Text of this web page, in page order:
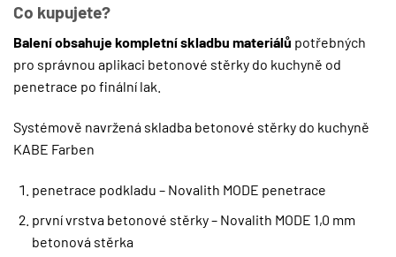
Co kupujete?
Balení obsahuje kompletní skladbu materiálů potřebných
pro správnou aplikaci betonové stěrky do kuchyně od
penetrace po finální lak.
Systémově navržená skladba betonové stěrky do kuchyně
KABE Farben
penetrace podkladu – Novalith MODE penetrace
první vrstva betonové stěrky – Novalith MODE 1,0 mm
betonová stěrka